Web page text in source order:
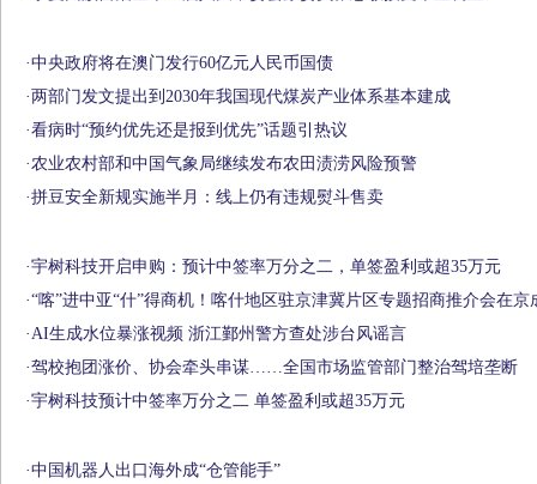
·中央政府将在澳门发行60亿元人民币国债
· 两部门发文提出到2030年我国现代煤炭产业体系基本建成
·看病时“预约优先还是报到优先”话题引热议
·农业农村部和中国气象局继续发布农田渍涝风险预警
·拼豆安全新规实施半月：线上仍有违规熨斗售卖
·宇树科技开启申购：预计中签率万分之二，单签盈利或超35万元
·“喀”进中亚“什”得商机！喀什地区驻京津冀片区专题招商推介会在京
·AI生成水位暴涨视频 浙江鄞州警方查处涉台风谣言
·驾校抱团涨价、协会牵头串谋……全国市场监管部门整治驾培垄断
·宇树科技预计中签率万分之二 单签盈利或超35万元
·中国机器人出口海外成“仓管能手”